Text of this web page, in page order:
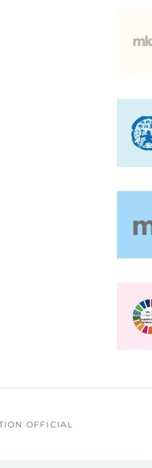
OFFICIAL